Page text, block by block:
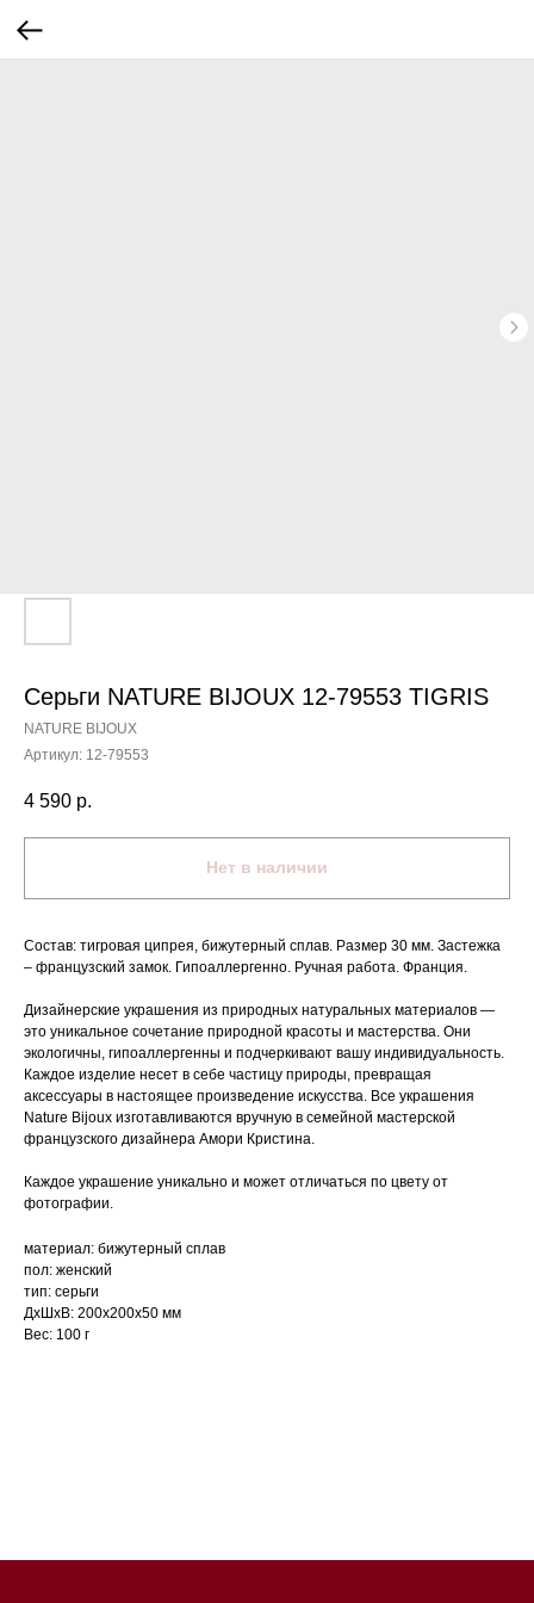
Серьги NATURE BIJOUX 12-79553 TIGRIS
NATURE BIJOUX
Артикул: 12-79553
4 590 р.
Нет в наличии
Состав: тигровая ципрея, бижутерный сплав. Размер 30 мм. Застежка
– французский замок. Гипоаллергенно. Ручная работа. Франция.
Дизайнерские украшения из природных натуральных материалов —
это уникальное сочетание природной красоты и мастерства. Они
экологичны, гипоаллергенны и подчеркивают вашу индивидуальность.
Каждое изделие несет в себе частицу природы, превращая
аксессуары в настоящее произведение искусства. Все украшения
Nature Bijoux изготавливаются вручную в семейной мастерской
французского дизайнера Амори Кристина.
Каждое украшение уникально и может отличаться по цвету от
фотографии.
материал: бижутерный сплав
пол: женский
тип: серьги
ДxШxВ: 200x200x50 мм
Вес: 100 г